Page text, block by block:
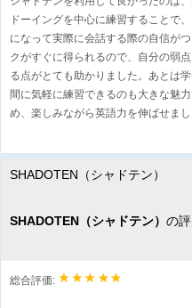
ドーイングを中心に練習することで
になって実際に会話する際の自信が
クがすぐに得られるので、自分の弱
る点がとても助かりました。あとは
間に気軽に練習できるのも大きな魅
め、楽しみながら英語力を伸ばせまし
SHADOTEN（シャドテン）
SHADOTEN（シャドテン） の
総合評価: